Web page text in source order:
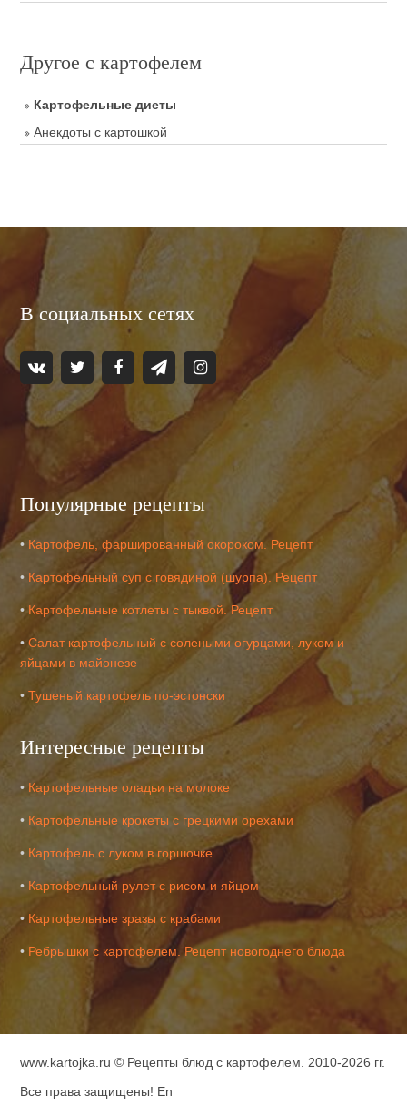
Другое с картофелем
Картофельные диеты
Анекдоты с картошкой
В социальных сетях
Популярные рецепты
• Картофель, фаршированный окороком. Рецепт
• Картофельный суп с говядиной (шурпа). Рецепт
• Картофельные котлеты с тыквой. Рецепт
•Салат картофельный с солеными огурцами, луком и
яйцами в майонезе
•Тушеный картофель по-эстонски
Интересные рецепты
• Картофельные оладьи на молоке
• Картофельные крокеты с грецкими орехами
• Картофель с луком в горшочке
• Картофельный рулет с рисом и яйцом
• Картофельные зразы с крабами
• Ребрышки с картофелем. Рецепт новогоднего блюда
www.kartojka.ru © Рецепты блюд с картофелем . 2010-2026 гг.
Все права защищены! En